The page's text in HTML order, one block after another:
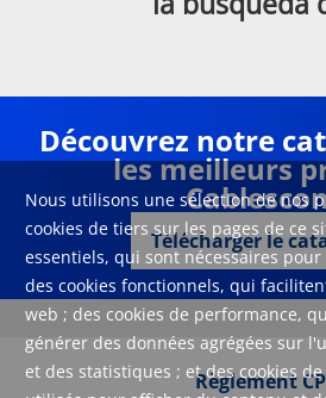
Nous utilisons une sélection de nos
cookies de tiers sur les pages de ce
essentiels, qui sont nécessaires
des cookies fonctionnels, qui
web ; des cookies de performance,
générer des données agrégées sur
et des statistiques ; et des cookies
Découvrez notre
les meilleurs
Télécharger le
Règlement